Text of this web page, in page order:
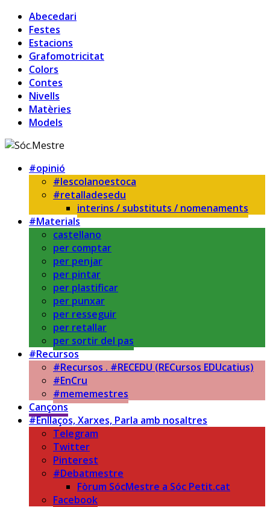
Abecedari
Festes
Estacions
Grafomotricitat
Colors
Contes
Nivells
Matèries
Models
#opinió
#lescolanoestoca
#retalladesedu
interins / substituts / nomenaments
#Materials
castellano
per comptar
per penjar
per pintar
per plastificar
per punxar
per resseguir
per retallar
per sortir del pas
#Recursos
#Recursos . #RECEDU (RECursos EDUcatius)
#EnCru
#mememestres
Cançons
#Enllaços, Xarxes, Parla amb nosaltres
Telegram
Twitter
Pinterest
#Debatmestre
Fòrum SócMestre a Sóc Petit.cat
Facebook